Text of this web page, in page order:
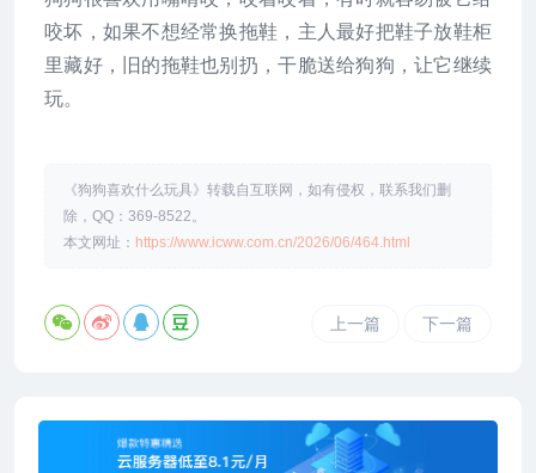
咬坏，如果不想经常换拖鞋，主人最好把鞋子放鞋柜
里藏好，旧的拖鞋也别扔，干脆送给狗狗，让它继续
玩。
《狗狗喜欢什么玩具》转载自互联网，如有侵权，联系我们删
除，QQ：369-8522。
本文网址： https://www.icww.com.cn/2026/06/464.html
上一篇 下一篇